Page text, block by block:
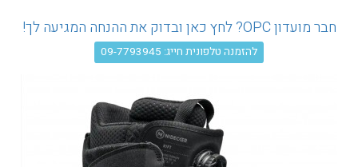
חבר מועדון OPC? לחץ כאן ובדוק את ההנחה המגיעה לך!
להזמנה טלפונית חייג: 09-7793945